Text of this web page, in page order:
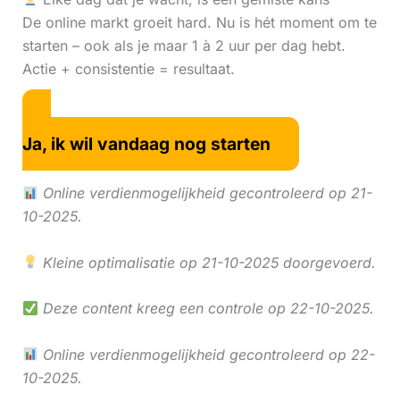
De online markt groeit hard. Nu is hét moment om te
starten – ook als je maar 1 à 2 uur per dag hebt.
Actie + consistentie = resultaat.
Ja, ik wil vandaag nog starten
Online verdienmogelijkheid gecontroleerd op 21-
10-2025.
Kleine optimalisatie op 21-10-2025 doorgevoerd.
Deze content kreeg een controle op 22-10-2025.
Online verdienmogelijkheid gecontroleerd op 22-
10-2025.